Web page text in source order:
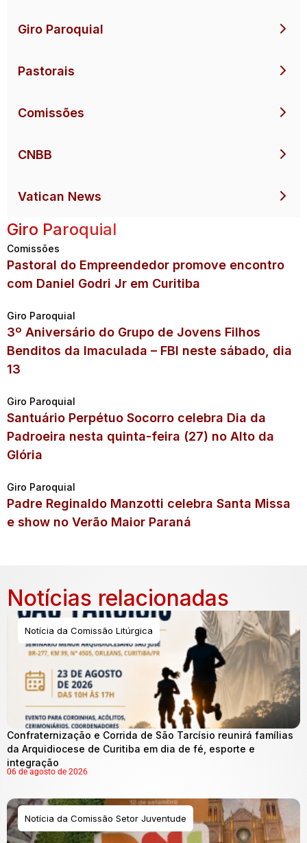
Giro Paroquial
Pastorais
Comissões
CNBB
Vatican News
Giro Paroquial
Comissões
Pastoral do Empreendedor promove encontro
com Daniel Godri Jr em Curitiba
Giro Paroquial
3º Aniversário do Grupo de Jovens Filhos
Benditos da Imaculada – FBI neste sábado, dia
13
Giro Paroquial
Santuário Perpétuo Socorro celebra Dia da
Padroeira nesta quinta-feira (27) no Alto da
Glória
Giro Paroquial
Padre Reginaldo Manzotti celebra Santa Missa
e show no Verão Maior Paraná
Notícias relacionadas
Notícia da Comissão Litúrgica
Confraternização e Corrida de São Tarcísio reunirá famílias
da Arquidiocese de Curitiba em dia de fé, esporte e
integração
06 de agosto de 2026
Notícia da Comissão Setor Juventude